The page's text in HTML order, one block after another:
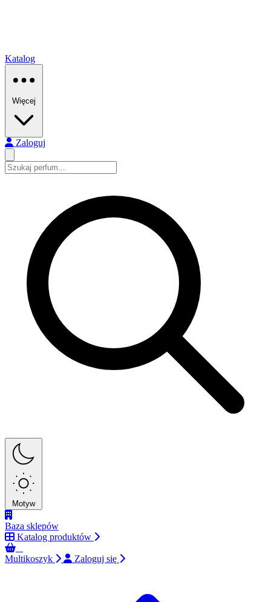
Katalog
Więcej
Zaloguj
Motyw
Baza sklepów
Katalog produktów
Multikoszyk
Zaloguj się